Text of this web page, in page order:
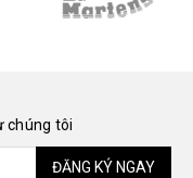
chúng tôi
ĐĂNG KÝ NGAY